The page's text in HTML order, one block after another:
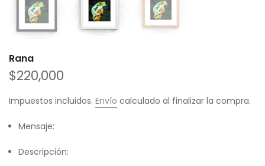
Rana
$220,000
Impuestos incluidos. Envío calculado al finalizar la compra.
Mensaje:
Descripción: